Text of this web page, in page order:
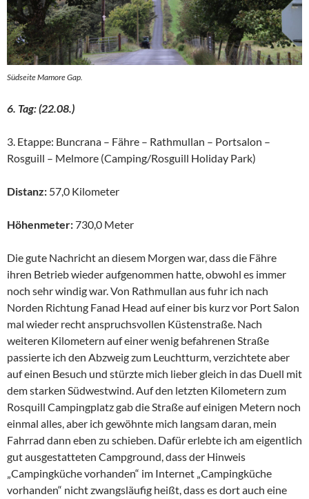
Südseite Mamore Gap.
6. Tag: (22.08.)
3. Etappe: Buncrana – Fähre – Rathmullan – Portsalon –
Rosguill – Melmore (Camping/Rosguill Holiday Park)
Distanz: 57,0 Kilometer
Höhenmeter:730,0 Meter
Die gute Nachricht an diesem Morgen war, dass die Fähre
ihren Betrieb wieder aufgenommen hatte, obwohl es immer
noch sehr windig war. Von Rathmullan aus fuhr ich nach
Norden Richtung Fanad Head auf einer bis kurz vor Port Salon
mal wieder recht anspruchsvollen Küstenstraße. Nach
weiteren Kilometern auf einer wenig befahrenen Straße
passierte ich den Abzweig zum Leuchtturm, verzichtete aber
auf einen Besuch und stürzte mich lieber gleich in das Duell mit
dem starken Südwestwind. Auf den letzten Kilometern zum
Rosquill Campingplatz gab die Straße auf einigen Metern noch
einmal alles, aber ich gewöhnte mich langsam daran, mein
Fahrrad dann eben zu schieben. Dafür erlebte ich am eigentlich
gut ausgestatteten Campground, dass der Hinweis
„Campingküche vorhanden“ im Internet „Campingküche
vorhanden“ nicht zwangsläufig heißt, dass es dort auch eine